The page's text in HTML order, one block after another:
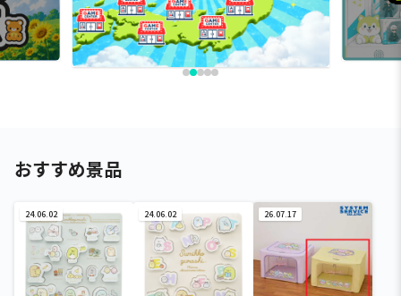
おすすめ景品
24.06.02 24.06.02 26.07.17